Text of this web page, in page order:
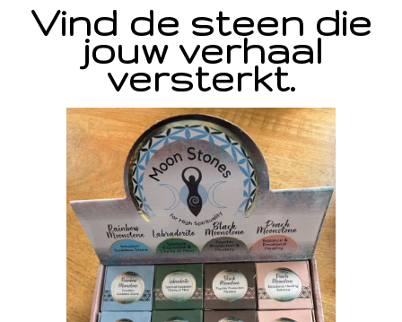
Vind de steen die
jouw verhaal
versterkt.